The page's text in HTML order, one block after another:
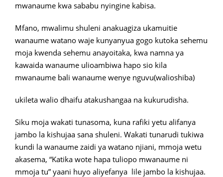
mwanaume kwa sababu nyingine kabisa.
Mfano, mwalimu shuleni anakuagiza ukamuitie
wanaume watano waje kunyanyua gogo kutoka sehemu
moja kwenda sehemu anayoitaka, kwa namna ya
kawaida wanaume ulioambiwa hapo sio kila
mwanaume bali wanaume wenye nguvu(walioshiba)
ukileta walio dhaifu atakushangaa na kukurudisha.
Siku moja wakati tunasoma, kuna rafiki yetu alifanya
jambo la kishujaa sana shuleni. Wakati tunarudi tukiwa
kundi la wanaume zaidi ya watano njiani, mmoja wetu
akasema, “Katika wote hapa tuliopo mwanaume ni
mmoja tu” yaani huyo aliyefanya lile jambo la kishujaa.